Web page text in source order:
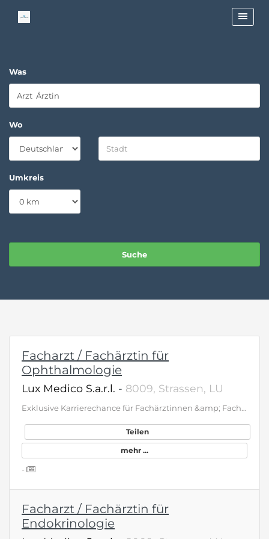
Was
Wo
Umkreis
Facharzt / Fachärztin für
Ophthalmologie
Lux Medico S.a.r.l. - 8009, Strassen, LU
Exklusive Karrierechance für Fachärztinnen &amp; Fachärzte (m/w/d) – Luxemburg In unserem neu eröffneten, exklusiv ausgestatteten Ärztehaus in Luxemburg bietet sich eine außergewöhnliche Karrierechance für Kardiologen, Ophthalmologen, Endokrinologen, Pneumologen, Urologen, Gastroenterologen, Hals-Nasen-Ohren-Ärzte und Allgemeinmediziner (m/w/d). Hier verbinden sich medizinische Exzellenz, optimale Arbeitsbedingungen und eine herausragende Lebensqualität auf einzigartige Weise. Das bieten wir • Hochwertige Praxisräume mit modernster Medizintechnik auf dem neuesten Stand • Komplette Organisation und Administration – voller Fokus auf Medizin • Überdurchschnittliche, transparente Vergütung mit attraktiven Perspektiven • Arbeiten in Luxemburg – einem der Länder mit der höchsten Lebensqualität weltweit, ideal für Familie und berufliche Entwicklung Ihr Profil • Facharztanerkennung • Sprachen: Deutsch, Englisch • Hoher Qualitätsanspruch und patienten- orientierte Arbeitsweise • Teamfähigkeit und Interesse an einer langfristigen Zusammenarbeit Sie bringen Kittel und Stethoskop. Den Rest übernehmen wir. Wir freuen uns auf Ihre Bewerbung an: contact@luxmedico.lu
Teilen
mehr ...
-
Facharzt / Fachärztin für
Endokrinologie